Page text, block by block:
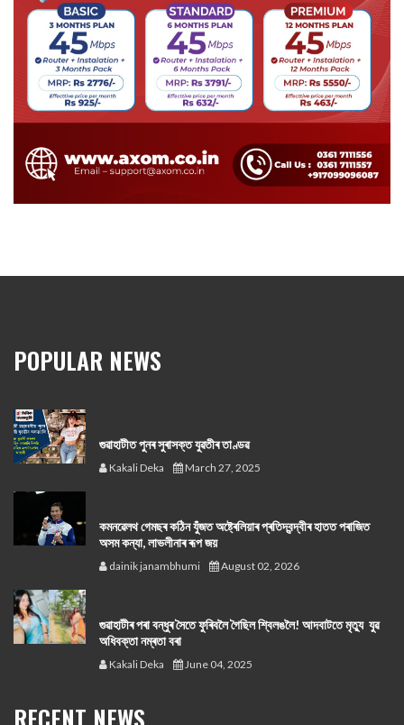
POPULAR NEWS
গুৱাহাটীত পুনৰ সুৰাসক্ত যুৱতীৰ তাণ্ডৱ
Kakali Deka March 27, 2025
কমনৱেলথ গেমছৰ কঠিন যুঁজত অষ্ট্ৰেলিয়াৰ প্ৰতিদ্বন্দ্বীৰ হাতত পৰাজিত
অসম কন্যা, লাভলীনাৰ ৰূপ জয়
dainik janambhumi August 02, 2026
গুৱাহাটীৰ পৰা বন্ধুৰ সৈতে ফুৰিবলৈ গৈছিল শ্বিলঙলৈ! আদবাটতে মৃত্যু যুৱ
অধিবক্তা নম্ৰতা বৰা
Kakali Deka June 04, 2025